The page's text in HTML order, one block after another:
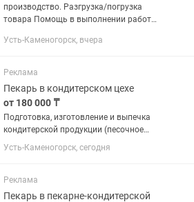
производство. Разгрузка/погрузка
товара Помощь в выполнении работы
Усть-Каменогорск, вчера
Реклама
Пекарь в кондитерском цехе
от 180 000 ₸
Подготовка, изготовление и выпечка
кондитерской продукции (песочное
печенье, медовые торты); р-н Жд
вокзала, Защита, 5/2.
Усть-Каменогорск, сегодня
Реклама
Пекарь в пекарне-кондитерской